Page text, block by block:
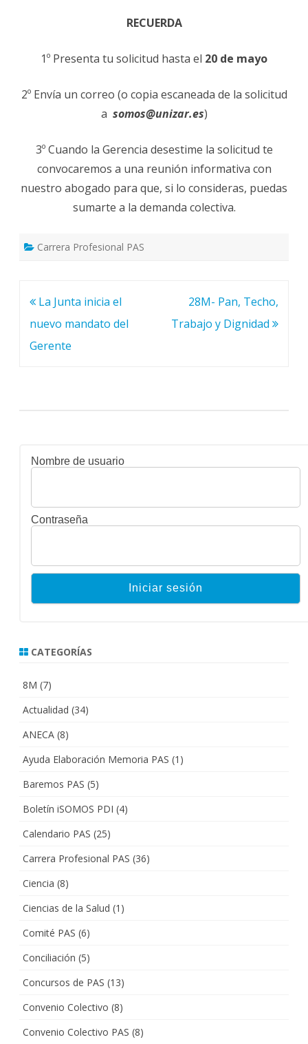
RECUERDA
1º Presenta tu solicitud hasta el 20 de mayo
2º Envía un correo (o copia escaneada de la solicitud
a somos@unizar.es)
3º Cuando la Gerencia desestime la solicitud te
convocaremos a una reunión informativa con
nuestro abogado para que, si lo consideras, puedas
sumarte a la demanda colectiva.
Carrera Profesional PAS
Navegación
de
entradas
La Junta inicia el
nuevo mandato del
Gerente
28M- Pan, Techo,
Trabajo y Dignidad
Nombre de usuario
Contraseña
CATEGORÍAS
8M (7)
Actualidad (34)
ANECA (8)
Ayuda Elaboración Memoria PAS (1)
Baremos PAS (5)
Boletín iSOMOS PDI (4)
Calendario PAS (25)
Carrera Profesional PAS (36)
Ciencia (8)
Ciencias de la Salud (1)
Comité PAS (6)
Conciliación (5)
Concursos de PAS (13)
Convenio Colectivo (8)
Convenio Colectivo PAS (8)